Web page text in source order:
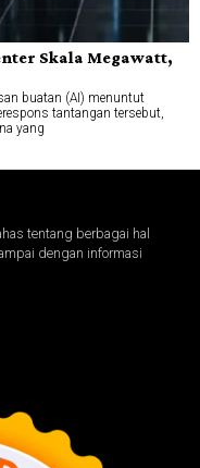
Skala Megawatt,
buatan (AI) menuntut
tantangan tersebut,
yang
tentang berbagai hal
dengan informasi